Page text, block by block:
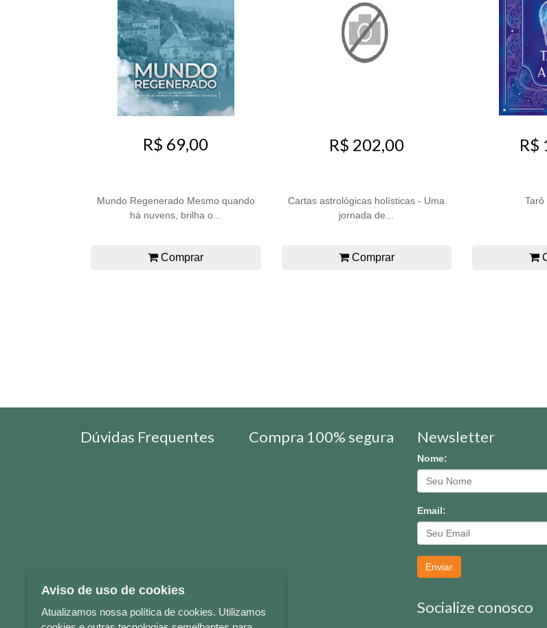
R$ 69,00
Mundo Regenerado Mesmo quando
há nuvens, brilha o...
Comprar
R$ 202,00
Cartas astrológicas holísticas - Uma
jornada de...
Comprar
R$
Dúvidas Frequentes Compra 100% segura Newsletter
Nome:
Email:
Enviar
Socialize conosco
Aviso de uso de cookies
Atualizamos nossa política de cookies. Utilizamos